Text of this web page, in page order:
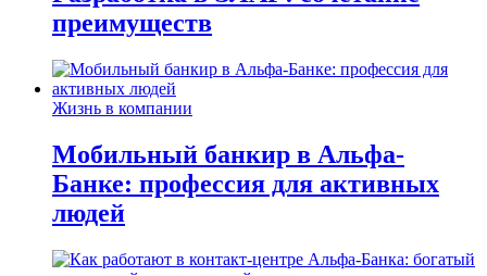
преимуществ
Жизнь в компании
Мобильный банкир в Альфа-
Банке: профессия для активных
людей